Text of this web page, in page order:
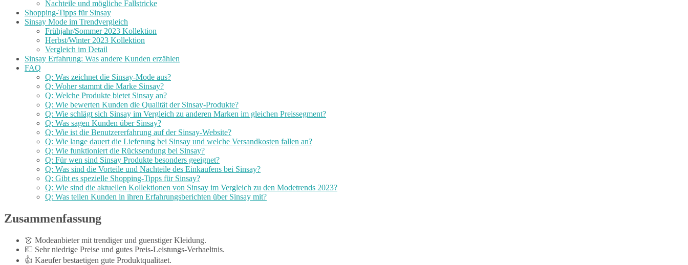
Nachteile und mögliche Fallstricke
Shopping-Tipps für Sinsay
Sinsay Mode im Trendvergleich
Frühjahr/Sommer 2023 Kollektion
Herbst/Winter 2023 Kollektion
Vergleich im Detail
Sinsay Erfahrung: Was andere Kunden erzählen
FAQ
Q: Was zeichnet die Sinsay-Mode aus?
Q: Woher stammt die Marke Sinsay?
Q: Welche Produkte bietet Sinsay an?
Q: Wie bewerten Kunden die Qualität der Sinsay-Produkte?
Q: Wie schlägt sich Sinsay im Vergleich zu anderen Marken im gleichen Preissegment?
Q: Was sagen Kunden über Sinsay?
Q: Wie ist die Benutzererfahrung auf der Sinsay-Website?
Q: Wie lange dauert die Lieferung bei Sinsay und welche Versandkosten fallen an?
Q: Wie funktioniert die Rücksendung bei Sinsay?
Q: Für wen sind Sinsay Produkte besonders geeignet?
Q: Was sind die Vorteile und Nachteile des Einkaufens bei Sinsay?
Q: Gibt es spezielle Shopping-Tipps für Sinsay?
Q: Wie sind die aktuellen Kollektionen von Sinsay im Vergleich zu den Modetrends 2023?
Q: Was teilen Kunden in ihren Erfahrungsberichten über Sinsay mit?
Zusammenfassung
👗 Modeanbieter mit trendiger und guenstiger Kleidung.
💶 Sehr niedrige Preise und gutes Preis-Leistungs-Verhaeltnis.
👍 Kaeufer bestaetigen gute Produktqualitaet.